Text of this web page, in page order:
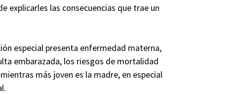
explicarles las consecuencias que trae un
especial presenta enfermedad materna,
embarazada, los riesgos de mortalidad
más joven es la madre, en especial